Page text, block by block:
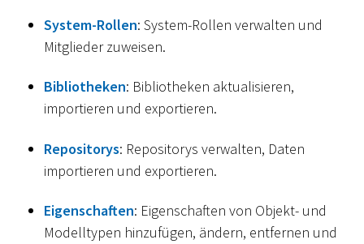
System-Rollen: System-Rollen verwalten und
Mitglieder zuweisen.
Bibliotheken: Bibliotheken aktualisieren,
importieren und exportieren.
Repositorys: Repositorys verwalten, Daten
importieren und exportieren.
Eigenschaften: Eigenschaften von Objekt- und
Modelltypen hinzufügen, ändern, entfernen und